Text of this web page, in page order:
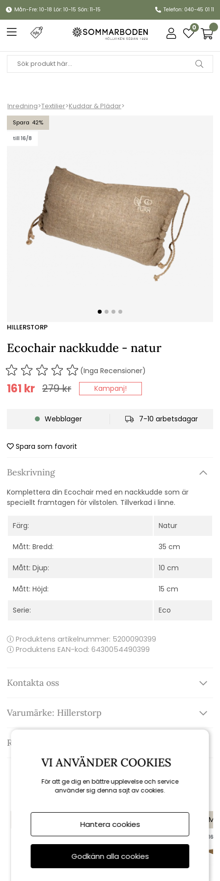
Mån-Fre: 10-18 Lör: 10-15 Sön: 11-15 Telefon: 040-45 01 11
0
Inredning>Textilier>Kuddar & Plädar>
42
till 16/8
Ecochair nackkudde - natur
HILLERSTORP
Ecochair nackkudde - natur
(Inga Recensioner)
279kr
161 kr Kampanj!
Webblager 7-10 arbetsdagar
Spara som favorit
Beskrivning
Komplettera din Ecochair med en nackkudde som är
speciellt framtagen för vilstolen. Tillverkad i linne.
Färg: Natur
Mått: Bredd: 35 cm
Mått: Djup: 10 cm
Mått: Höjd: 15 cm
Serie: Eco
Produktens artikelnummer: 5200090399
Produktens EAN-kod: 6430054490399
Kontakta oss
Varumärke: Hillerstorp
Recensioner
Rekommenderade tillbehör
till 16/8 till 16/8
VI ANVÄNDER COOKIES
För att ge dig en bättre upplevelse och service
använder sig denna sajt av cookies.
Hantera cookies
Godkänn alla cookies